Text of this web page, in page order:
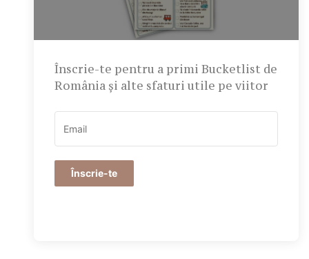
Înscrie-te pentru a primi Bucketlist de
România și alte sfaturi utile pe viitor
Înscrie-te